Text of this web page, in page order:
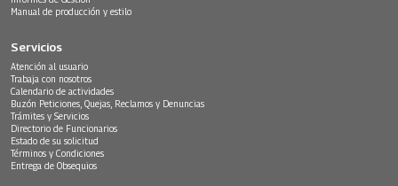
Manual de producción y estilo
Servicios
Atención al usuario
Trabaja con nosotros
Calendario de actividades
Buzón Peticiones, Quejas, Reclamos y Denuncias
Trámites y Servicios
Directorio de Funcionarios
Estado de su solicitud
Términos y Condiciones
Entrega de Obsequios